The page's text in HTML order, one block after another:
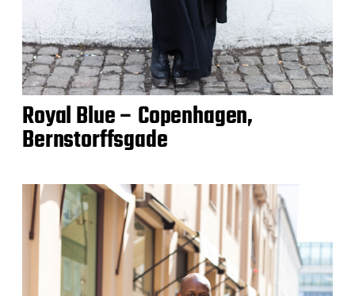
Royal Blue – Copenhagen,
Bernstorffsgade